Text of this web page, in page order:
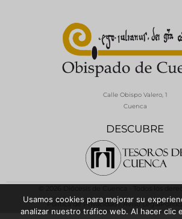
DESCUBRE
Calle Obispo Valero, 1
Cuenca
Política de Privacidad / Aviso Legal
Usamos cookies para mejorar su
analizar nuestro tráfico web. Al hacer clic